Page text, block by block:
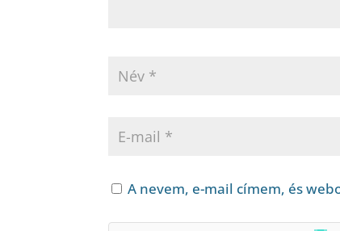
A nevem, e-mail címem, és